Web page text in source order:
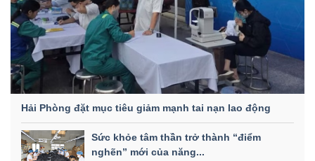
Hải Phòng đặt mục tiêu giảm mạnh tai nạn lao động
Sức khỏe tâm thần trở thành “điểm
nghẽn” mới của năng...